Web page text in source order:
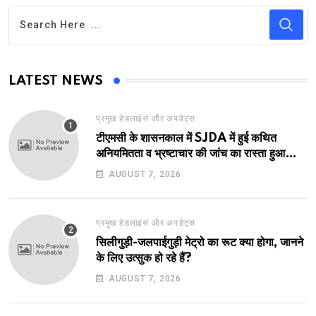
LATEST NEWS
प्रमुख हेडलाइंस और अपडेट्स
टीएमसी के शासनकाल में SJDA में हुई कथित
अनियमितता व भ्रष्टाचार की जांच का रास्ता हुआ
प्रशस्त! एक नए अवतार में लौटा SJDA!
AUGUST 7, 2026
प्रमुख हेडलाइंस और अपडेट्स
सिलीगुड़ी-जलपाईगुड़ी मेट्रो का रूट क्या होगा, जानने
के लिए उत्सुक हो रहे हैं?
AUGUST 7, 2026